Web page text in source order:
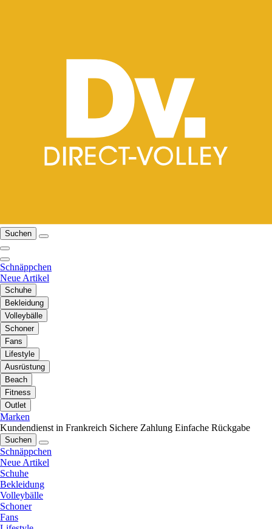
Suchen
Schnäppchen
Neue Artikel
Schuhe
Bekleidung
Volleybälle
Schoner
Fans
Lifestyle
Ausrüstung
Beach
Fitness
Outlet
Marken
Kundendienst in Frankreich Sichere Zahlung Einfache Rückgabe
Suchen
Schnäppchen
Neue Artikel
Schuhe
Bekleidung
Volleybälle
Schoner
Fans